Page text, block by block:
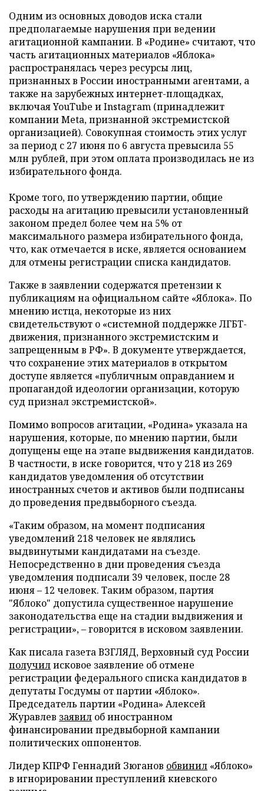
Одним из основных доводов иска стали
предполагаемые нарушения при ведении
агитационной кампании. В «Родине» считают, что
часть агитационных материалов «Яблока»
распространялась через ресурсы лиц,
признанных в России иностранными агентами, а
также на зарубежных интернет-площадках,
включая YouTube и Instagram (принадлежит
компании Meta, признанной экстремистской
организацией). Совокупная стоимость этих услуг
за период с 27 июня по 6 августа превысила 55
млн рублей, при этом оплата производилась не из
избирательного фонда.
Кроме того, по утверждению партии, общие
расходы на агитацию превысили установленный
законом предел более чем на 5% от
максимального размера избирательного фонда,
что, как отмечается в иске, является основанием
для отмены регистрации списка кандидатов.
Также в заявлении содержатся претензии к
публикациям на официальном сайте «Яблока». По
мнению истца, некоторые из них
свидетельствуют о «системной поддержке ЛГБТ-
движения, признанного экстремистским и
запрещенным в РФ». В документе утверждается,
что сохранение этих материалов в открытом
доступе является «публичным оправданием и
пропагандой идеологии организации, которую
суд признал экстремистской».
Помимо вопросов агитации, «Родина» указала на
нарушения, которые, по мнению партии, были
допущены еще на этапе выдвижения кандидатов.
В частности, в иске говорится, что у 218 из 269
кандидатов уведомления об отсутствии
иностранных счетов и активов были подписаны
до проведения предвыборного съезда.
«Таким образом, на момент подписания
уведомлений 218 человек не являлись
выдвинутыми кандидатами на съезде.
Непосредственно в дни проведения съезда
уведомления подписали 39 человек, после 28
июня – 12 человек. Таким образом, партия
"Яблоко" допустила существенное нарушение
законодательства еще на стадии выдвижения и
регистрации», – говорится в исковом заявлении.
Как писала газета ВЗГЛЯД, Верховный суд России
получилисковое заявление об отмене
регистрации федерального списка кандидатов в
депутаты Госдумы от партии «Яблоко».
Председатель партии «Родина» Алексей
Журавлев заявил об иностранном
финансировании предвыборной кампании
политических оппонентов.
Лидер КПРФ Геннадий Зюганов обвинил «Яблоко»
в игнорировании преступлений киевского